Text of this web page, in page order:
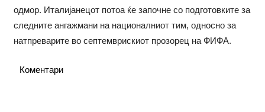
одмор. Италијанецот потоа ќе започне со подготовките за
следните ангажмани на националниот тим, односно за
натпреварите во септемврискиот прозорец на ФИФА.
Коментари